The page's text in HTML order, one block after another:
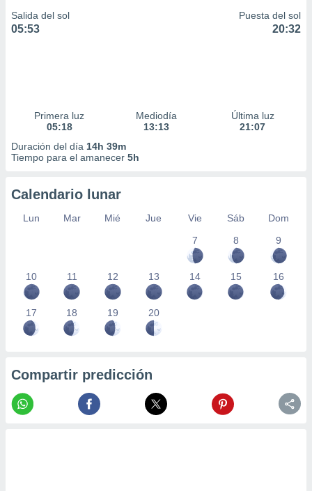
Salida del sol
05:53
Puesta del sol
20:32
Primera luz
05:18
Mediodía
13:13
Última luz
21:07
Duración del día 14h 39m
Tiempo para el amanecer 5h
Calendario lunar
Lun Mar Mié Jue Vie Sáb
Dom
7
8 9
10 11 12 13 14 15 16
17 18 19 20
Compartir predicción